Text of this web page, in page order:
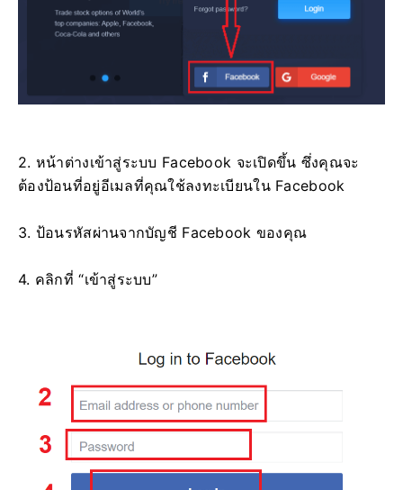
2. หน้าต่างเข้าสู่ระบบ Facebook จะเปิดขึ้น ซึ่งคุณจะ
ต้องป้อนที่อยู่อีเมลที่คุณใช้ลงทะเบียนใน Facebook
3. ป้อนรหัสผ่านจากบัญชี Facebook ของคุณ
4. คลิกที่ “เข้าสู่ระบบ”